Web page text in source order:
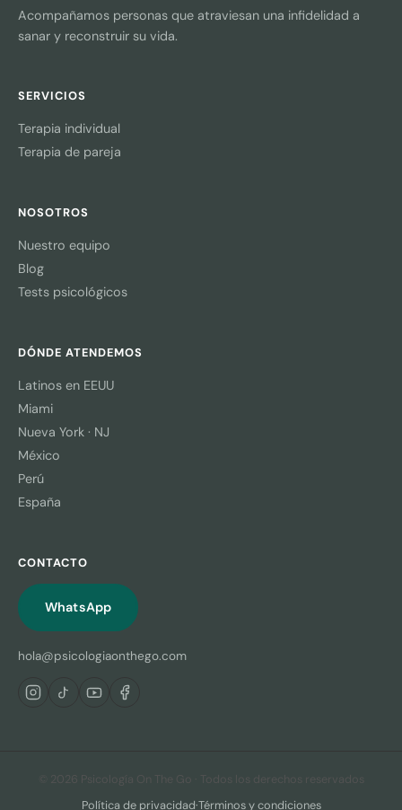
Acompañamos personas que atraviesan una infidelidad a
sanar y reconstruir su vida.
SERVICIOS
Terapia individual
Terapia de pareja
NOSOTROS
Nuestro equipo
Blog
Tests psicológicos
DÓNDE ATENDEMOS
Latinos en EEUU
Miami
Nueva York · NJ
México
Perú
España
CONTACTO
WhatsApp
hola@psicologiaonthego.com
© 2026 Psicología On The Go · Todos los derechos reservados
Política de privacidad·Términos y condiciones